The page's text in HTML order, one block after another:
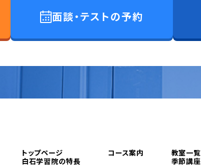
面談・テストの予約
トップページ
白石学習院の特長
コース案内
教室一覧
季節講座